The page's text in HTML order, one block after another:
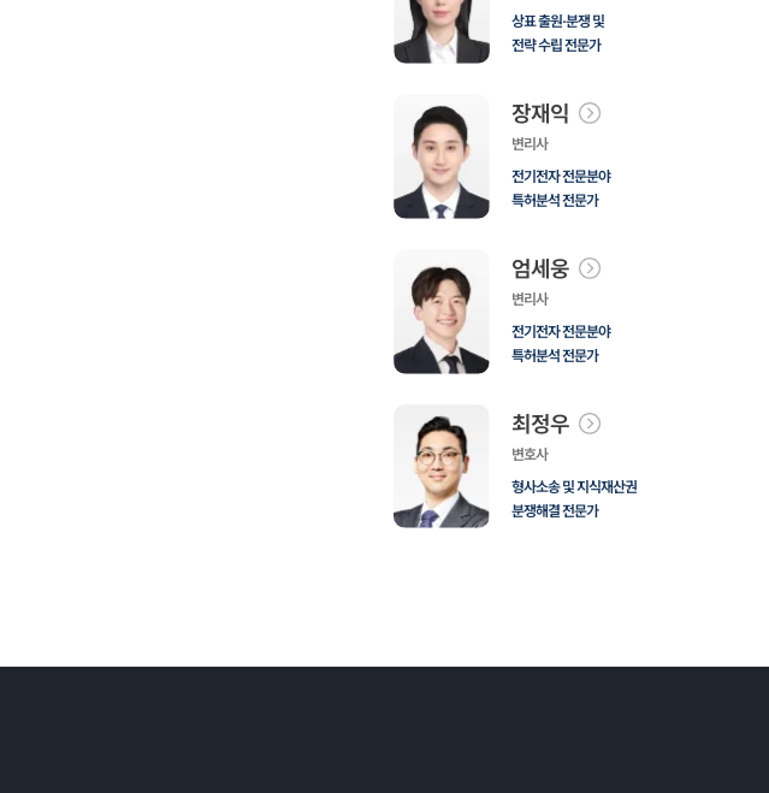
상표 출원·분쟁 및
전략 수립 전문가
장재익
변리사
전기전자 전문분야
특허분석 전문가
엄세웅
변리사
전기전자 전문분야
특허분석 전문가
최정우
변호사
형사소송 및 지식재산권
분쟁해결 전문가